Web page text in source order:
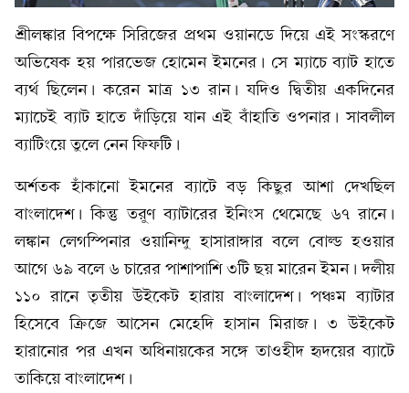
শ্রীলঙ্কার বিপক্ষে সিরিজের প্রথম ওয়ানডে দিয়ে এই সংস্করণে
অভিষেক হয় পারভেজ হোমেন ইমনের। সে ম্যাচে ব্যাট হাতে
ব্যর্থ ছিলেন। করেন মাত্র ১৩ রান। যদিও দ্বিতীয় একদিনের
ম্যাচেই ব্যাট হাতে দাঁড়িয়ে যান এই বাঁহাতি ওপনার। সাবলীল
ব্যাটিংয়ে তুলে নেন ফিফটি।
অর্শতক হাঁকানো ইমনের ব্যাটে বড় কিছুর আশা দেখছিল
বাংলাদেশ। কিন্তু তরুণ ব্যাটারের ইনিংস থেমেছে ৬৭ রানে।
লঙ্কান লেগস্পিনার ওয়ানিন্দু হাসারাঙ্গার বলে বোল্ড হওয়ার
আগে ৬৯ বলে ৬ চারের পাশাপাশি ৩টি ছয় মারেন ইমন। দলীয়
১১০ রানে তৃতীয় উইকেট হারায় বাংলাদেশ। পঞ্চম ব্যাটার
হিসেবে ক্রিজে আসেন মেহেদি হাসান মিরাজ। ৩ উইকেট
হারানোর পর এখন অধিনায়কের সঙ্গে তাওহীদ হৃদয়ের ব্যাটে
তাকিয়ে বাংলাদেশ।